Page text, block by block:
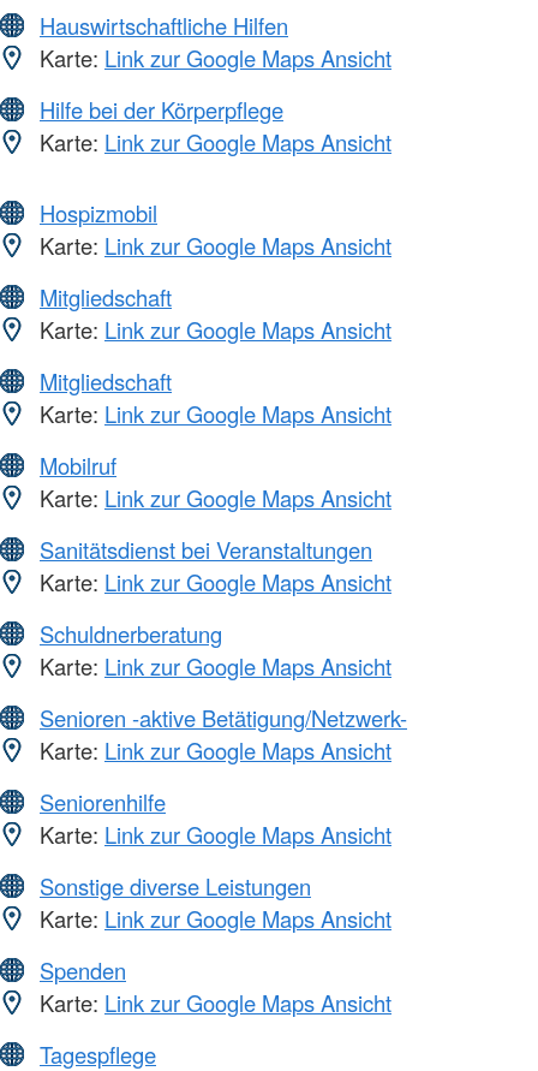
Hauswirtschaftliche Hilfen
Karte: Link zur Google Maps Ansicht
Hilfe bei der Körperpflege
Karte: Link zur Google Maps Ansicht
Hospizmobil
Karte: Link zur Google Maps Ansicht
Mitgliedschaft
Karte: Link zur Google Maps Ansicht
Mitgliedschaft
Karte: Link zur Google Maps Ansicht
Mobilruf
Karte: Link zur Google Maps Ansicht
Sanitätsdienst bei Veranstaltungen
Karte: Link zur Google Maps Ansicht
Schuldnerberatung
Karte: Link zur Google Maps Ansicht
Senioren -aktive Betätigung/Netzwerk-
Karte: Link zur Google Maps Ansicht
Seniorenhilfe
Karte: Link zur Google Maps Ansicht
Sonstige diverse Leistungen
Karte: Link zur Google Maps Ansicht
Spenden
Karte: Link zur Google Maps Ansicht
Tagespflege